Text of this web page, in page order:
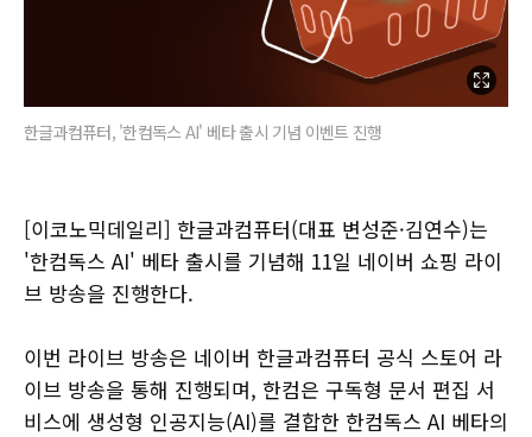
한글과컴퓨터, '한컴독스 AI' 베타 출시 기념 이벤트 진행
[이코노믹데일리] 한글과컴퓨터(대표 변성준·김연수)는
'한컴독스 AI' 베타 출시를 기념해 11일 네이버 쇼핑 라이
브 방송을 진행한다.
이번 라이브 방송은 네이버 한글과컴퓨터 공식 스토어 라
이브 방송을 통해 진행되며, 한컴은 구독형 문서 편집 서
비스에 생성형 인공지능(AI)를 결합한 한컴독스 AI 베타의